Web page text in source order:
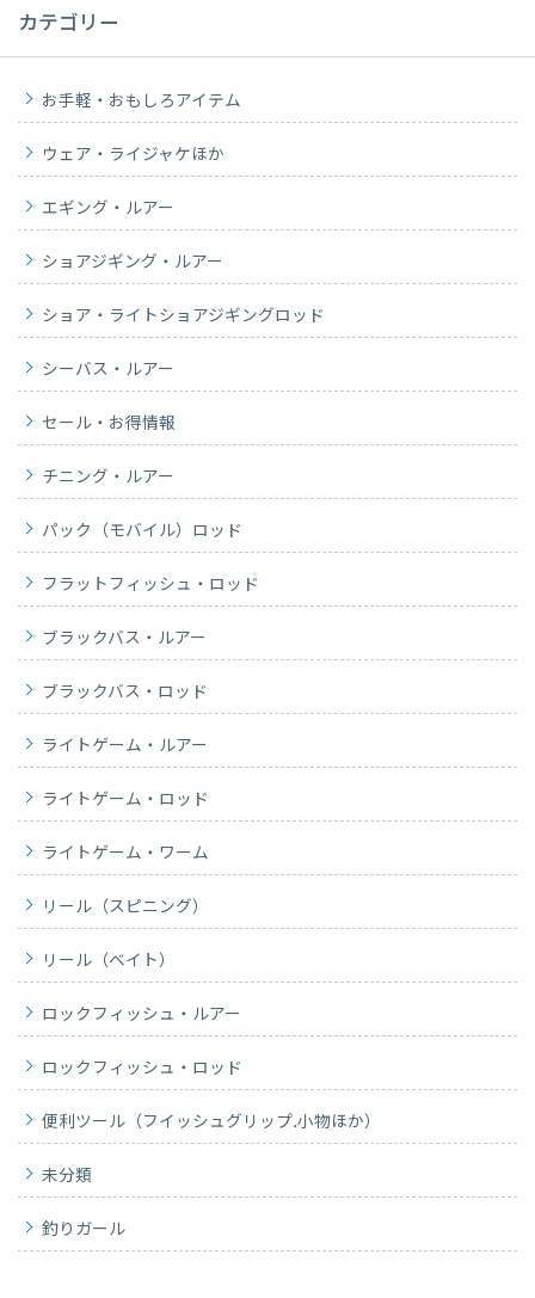
カテゴリー
お手軽・おもしろアイテム
ウェア・ライジャケほか
エギング・ルアー
ショアジギング・ルアー
ショア・ライトショアジギングロッド
シーバス・ルアー
セール・お得情報
チニング・ルアー
パック（モバイル）ロッド
フラットフィッシュ・ロッド
ブラックバス・ルアー
ブラックバス・ロッド
ライトゲーム・ルアー
ライトゲーム・ロッド
ライトゲーム・ワーム
リール（スピニング）
リール（ベイト）
ロックフィッシュ・ルアー
ロックフィッシュ・ロッド
便利ツール（フイッシュグリップ.小物ほか）
未分類
釣りガール